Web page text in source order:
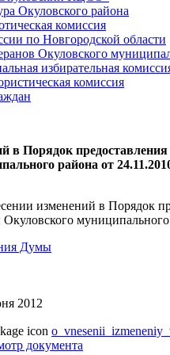
Окуловского района
комиссия
по Новгородской области
Окуловского
избирательная
комиссия
в Порядок
района от
изменений в Порядок
Думы
2012
документа